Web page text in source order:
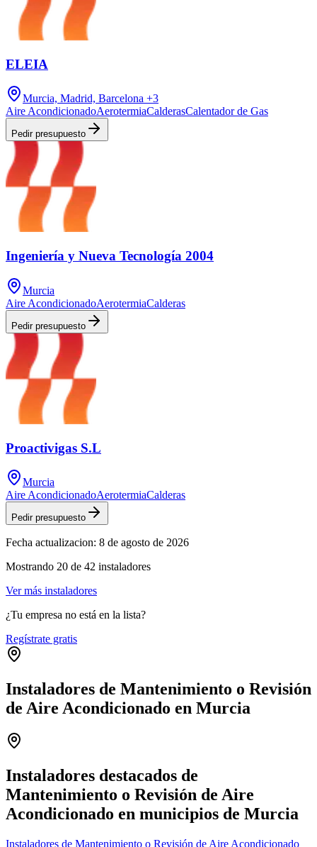
ELEIA
Murcia, Madrid, Barcelona +3
Aire AcondicionadoAerotermiaCalderasCalentador de Gas
Pedir presupuesto
Ingeniería y Nueva Tecnología 2004
Murcia
Aire AcondicionadoAerotermiaCalderas
Pedir presupuesto
Proactivigas S.L
Murcia
Aire AcondicionadoAerotermiaCalderas
Pedir presupuesto
Fecha actualizacion: 8 de agosto de 2026
Mostrando 20 de 42 instaladores
Ver más instaladores
¿Tu empresa no está en la lista?
Regístrate gratis
Instaladores de Mantenimiento o Revisión
de Aire Acondicionado en Murcia
−
Instaladores destacados de
Mantenimiento o Revisión de Aire
Acondicionado en municipios de Murcia
Instaladores de Mantenimiento o Revisión de Aire Acondicionado